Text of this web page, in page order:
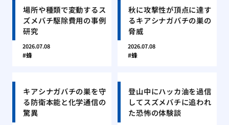
場所や種類で変動するス
ズメバチ駆除費用の事例
研究
2026.07.08
蜂
秋に攻撃性が頂点に達す
るキアシナガバチの巣の
脅威
2026.07.08
蜂
キアシナガバチの巣を守
る防衛本能と化学通信の
驚異
登山中にハッカ油を過信
してスズメバチに追われ
た恐怖の体験談